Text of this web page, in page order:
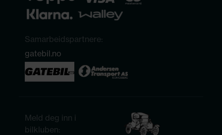
Samarbeidspartnere:
gatebil.no
Meld deg inn i
bilkluben: